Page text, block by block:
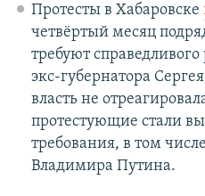
Протесты в Хабаровске
четвёртый месяц
требуют справедливого
экс-губернатора
власть не
протестующие стали
требования, в том числе
Владимира Путина.